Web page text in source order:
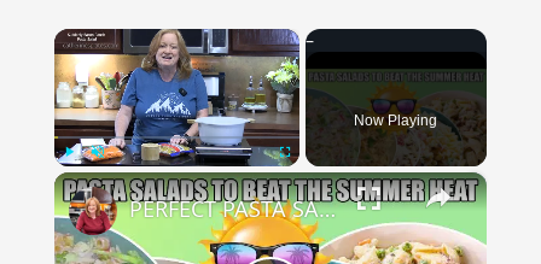
×
Play Unmute Fullscreen
Now Playing
×
PERFECT PASTA SALADS FOR YOUR SUMMER GET TOGETHERS